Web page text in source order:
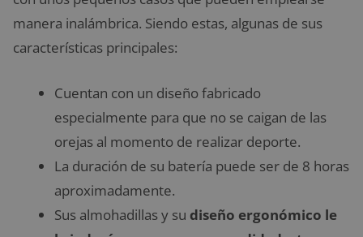
manera inalámbrica. Siendo estas, algunas de sus
características principales:
Cuentan con un diseño fabricado
especialmente para que no se caigan de las
orejas al momento de realizar deporte.
La duración de su batería puede ser de 8 horas
aproximadamente.
Sus almohadillas y su diseño ergonómico le